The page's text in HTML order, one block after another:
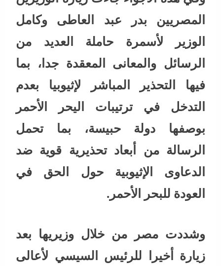
المصريين بدر عبد العاطى وكامل
الوزير لأسمرة حاملة العديد من
الرسائل والمعانى المعقدة جدا، بما
فيها التحذير المباشر لإثيوبيا بعدم
التدخل في ترتيبات اليحر الأحمر
بوصفها دولة حبيسة، بما تحمل
الرسالة من أبعاد تحذيرية قوية ضد
الدعاوى الإثيوبية حول الحق في
العودة للبحر الأحمر.
وشددت مصر من خلال وزيريها بعد
زيارة أخيرا للرئيس السيسي لأعالى